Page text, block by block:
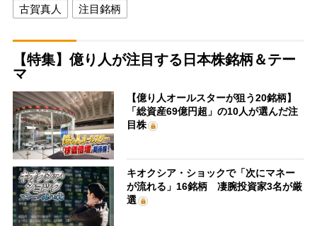
古賀真人
注目銘柄
【特集】億り人が注目する日本株銘柄＆テー
マ
【億り人オールスターが狙う20銘柄】
「総資産69億円超」の10人が選んだ注
目株
キオクシア・ショックで「次にマネー
が流れる」16銘柄 凄腕投資家3名が厳
選